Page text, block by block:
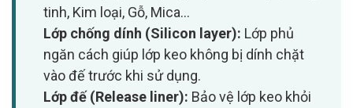
tinh, Kim loại, Gỗ, Mica...
Lớp chống dính (Silicon layer): Lớp phủ
ngăn cách giúp lớp keo không bị dính chặt
vào đế trước khi sử dụng.
Lớp đế (Release liner): Bảo vệ lớp keo khỏi
❄